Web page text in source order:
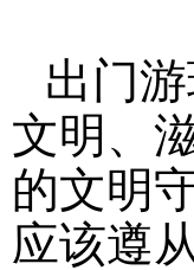
出门
文明、
的文明
应该遵